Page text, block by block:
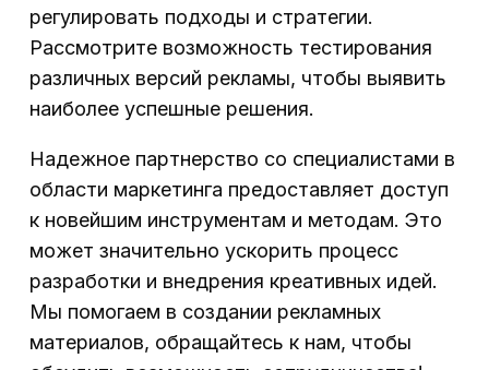
регулировать подходы и стратегии.
Рассмотрите возможность тестирования
различных версий рекламы, чтобы выявить
наиболее успешные решения.
Надежное партнерство со специалистами в
области маркетинга предоставляет доступ
к новейшим инструментам и методам. Это
может значительно ускорить процесс
разработки и внедрения креативных идей.
Мы помогаем в создании рекламных
материалов, обращайтесь к нам, чтобы